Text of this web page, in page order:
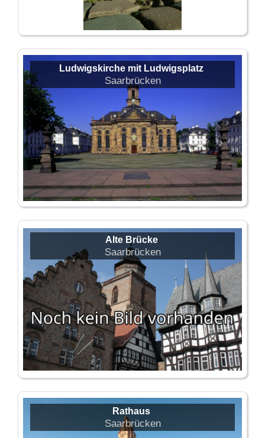
Ludwigskirche mit Ludwigsplatz
Saarbrücken
Alte Brücke
Saarbrücken
Rathaus
Saarbrücken